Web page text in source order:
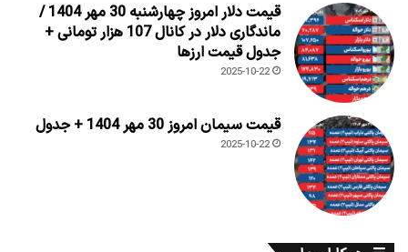
قیمت دلار امروز چهارشنبه 30 مهر 1404 /
ماندگاری دلار در کانال 107 هزار تومانی +
جدول قیمت ارزها
2025-10-22
قیمت سیمان امروز 30 مهر 1404 + جدول
2025-10-22